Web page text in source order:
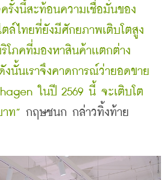
งนี้สะท้อนความเชื่อมั่นของ
ตล์ไทยที่ยังมีศักยภาพเติบโตสูง
โภคที่มองหาสินค้าเเตกต่าง
นั้นเราจึงคาดการณ์ว่ายอดขาย
ในปี 2569 นี้ จะเติบโต
ท” กฤษชนก กล่าวทิ้งท้าย